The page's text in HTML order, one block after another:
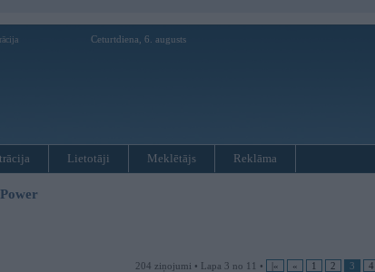
Ceturtdiena, 6. augusts
Lietotāji Meklētājs Reklāma
204 ziņojumi • Lapa 3 no 11 • |« « 1 2 3 4